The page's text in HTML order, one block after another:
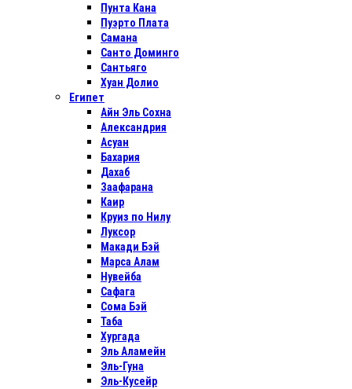
Пунта Кана
Пуэрто Плата
Самана
Санто Доминго
Сантьяго
Хуан Долио
Египет
Айн Эль Сохна
Александрия
Асуан
Бахария
Дахаб
Заафарана
Каир
Круиз по Нилу
Луксор
Макади Бэй
Марса Алам
Нувейба
Сафага
Сома Бэй
Таба
Хургада
Эль Аламейн
Эль-Гуна
Эль-Кусейр